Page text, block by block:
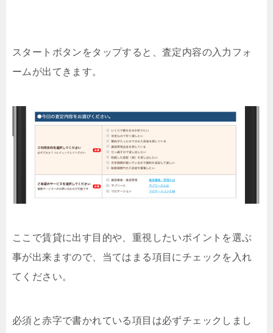
スタートボタンをタップすると、査定内容の入力フォ
ームが出てきます。
ここで賃貸に出す目的や、重視したいポイントを選ぶ
事が出来ますので、当てはまる項目にチェックを入れ
てください。
必須と赤字で書かれている項目は必ずチェックしまし